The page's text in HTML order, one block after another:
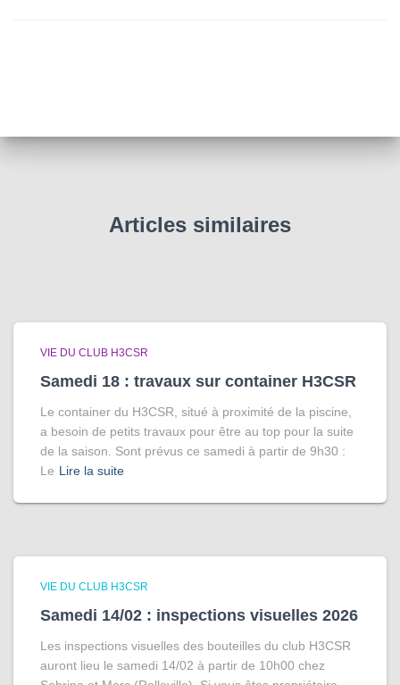
Articles similaires
VIE DU CLUB H3CSR
Samedi 18 : travaux sur container H3CSR
Le container du H3CSR, situé à proximité de la piscine,
a besoin de petits travaux pour être au top pour la suite
de la saison. Sont prévus ce samedi à partir de 9h30 :
Le Lire la suite
VIE DU CLUB H3CSR
Samedi 14/02 : inspections visuelles 2026
Les inspections visuelles des bouteilles du club H3CSR
auront lieu le samedi 14/02 à partir de 10h00 chez